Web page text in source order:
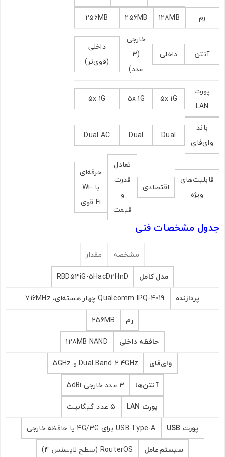
رم
128MB
256MB
256MB
آنتن داخلی
خارجی
(3
عدد)
داخلی
(قوی‌تر)
پورت
LAN
5x 1G
5x 1G
5x 1G
باند
وای‌فای
Dual
Dual
Dual AC
قابلیت‌های
ویژه
اقتصادی
تعادل
قدرت
و
قیمت
حرفه‌ای
با Wi-
Fi قوی
جدول مشخصات فنی
مشخصه
مقدار
مدل کامل
RBD53iG-5HacD2HnD
پردازنده
Qualcomm IPQ-4019 چهار هسته‌ای، 716MHz
رم
256MB
حافظه داخلی
128MB NAND
وای‌فای
Dual Band 2.4GHz و 5GHz
آنتن‌ها
3 عدد خارجی 5dBi
پورت LAN
5 عدد گیگابیت
پورت USB
USB Type-A برای 4G/3G یا حافظه خارجی
سیستم‌عامل
RouterOS (سطح لایسنس 4)
اشتراک گذاری در شبکه های اجتماعی
ارسال به ایمیل
ارسال